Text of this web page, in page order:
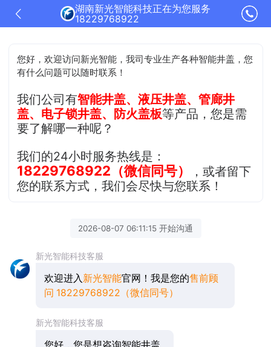
湖南新光智能科技正在为您服务
18229768922
您好，欢迎访问新光智能，我司专业生产各种智能井盖，您
有什么问题可以随时联系！
我们公司有智能井盖、液压井盖、管廊井
盖、电子锁井盖、防火盖板等产品，您是需
要了解哪一种呢？
我们的24小时服务热线是：
18229768922（微信同号）
，或者留下
您的联系方式，我们会尽快与您联系！
2026-08-07 06:11:15 开始沟通
新光智能科技客服
欢迎进入 新光智能官网！我是您的售前顾
问 18229768922（微信同号）
新光智能科技客服